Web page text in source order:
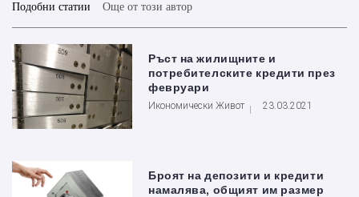
Подобни статии Още от този автор
Ръст на жилищните и
потребителските кредити през
февруари
Икономически Живот 23.03.2021
Броят на депозити и кредити
намалява, общият им размер